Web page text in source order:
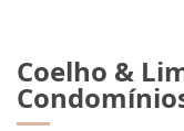
Coelho &